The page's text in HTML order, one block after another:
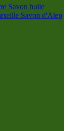
Savon huile
Savon d'Alep